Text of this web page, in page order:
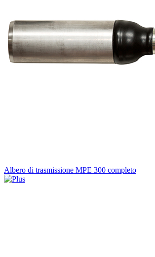
Albero di trasmissione MPE 300 completo